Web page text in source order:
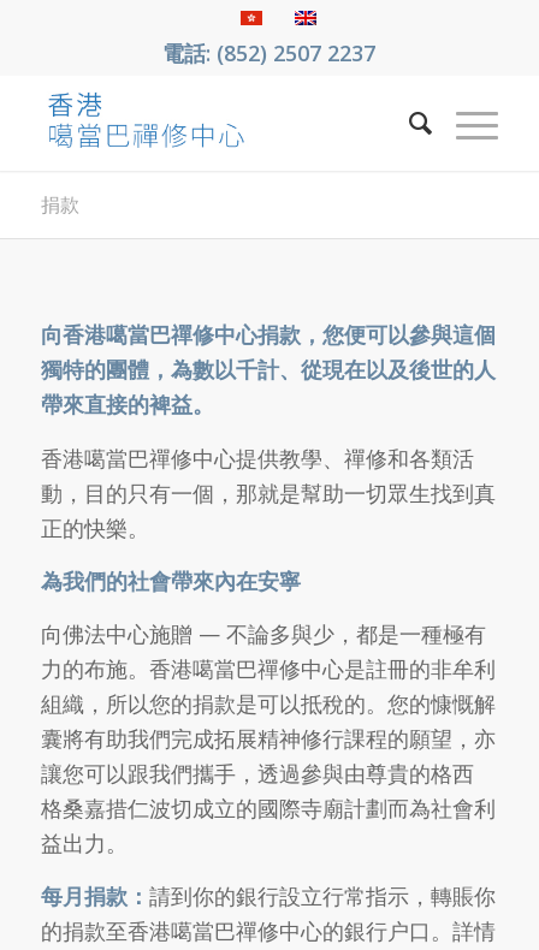
電話: (852) 2507 2237
捐款
向香港噶當巴禪修中心捐款，您便可以參與這個
獨特的團體，為數以千計、從現在以及後世的人
帶來直接的裨益。
香港噶當巴禪修中心提供教學、禪修和各類活
動，目的只有一個，那就是幫助一切眾生找到真
正的快樂。
為我們的社會帶來內在安寧
向佛法中心施贈 — 不論多與少，都是一種極有
力的布施。香港噶當巴禪修中心是註冊的非牟利
組織，所以您的捐款是可以抵稅的。您的慷慨解
囊將有助我們完成拓展精神修行課程的願望，亦
讓您可以跟我們攜手，透過參與由尊貴的格西
格桑嘉措仁波切成立的國際寺廟計劃而為社會利
益出力。
每月捐款： 請到你的銀行設立行常指示，轉賬你
的捐款至香港噶當巴禪修中心的銀行户口。詳情